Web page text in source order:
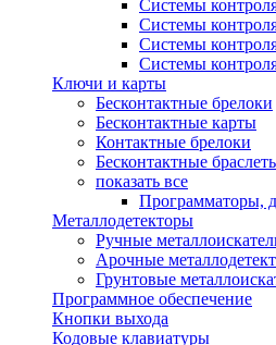
Системы
Системы
Системы
Системы
Ключи и карты
Бесконтактные брелоки
Бесконтактные карты
Контактные брелоки
Бесконтактные
показать все
Программаторы,
Металлодетекторы
Ручные
Арочные
Грунтовые
Программное обеспечение
Кнопки выхода
Кодовые клавиатуры